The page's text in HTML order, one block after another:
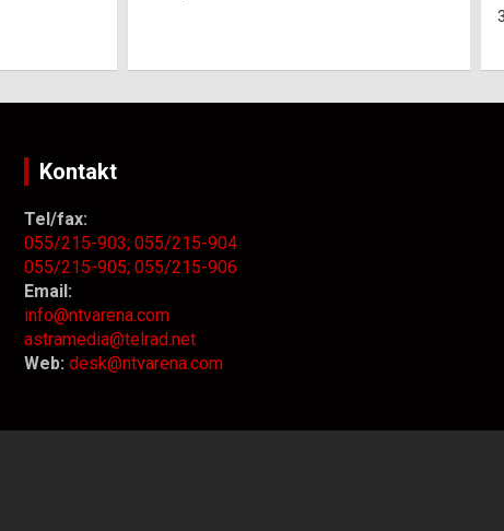
Kontakt
Tel/fax:
055/215-903;055/215-904
055/215-905;055/215-906
Email:
info@ntvarena.com
astramedia@telrad.net
Web: desk@ntvarena.com